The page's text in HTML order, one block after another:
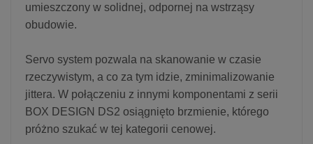
umieszczony w solidnej, odpornej na wstrząsy
obudowie.
Servo system pozwala na skanowanie w czasie
rzeczywistym, a co za tym idzie, zminimalizowanie
jittera. W połączeniu z innymi komponentami z serii
BOX DESIGN DS2 osiągnięto brzmienie, którego
próżno szukać w tej kategorii cenowej.